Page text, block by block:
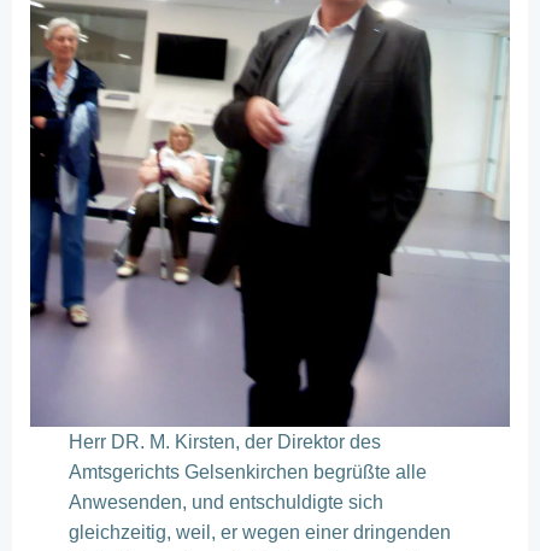
Herr DR. M. Kirsten, der Direktor des
Amtsgerichts Gelsenkirchen begrüßte alle
Anwesenden, und entschuldigte sich
gleichzeitig, weil, er wegen einer dringenden